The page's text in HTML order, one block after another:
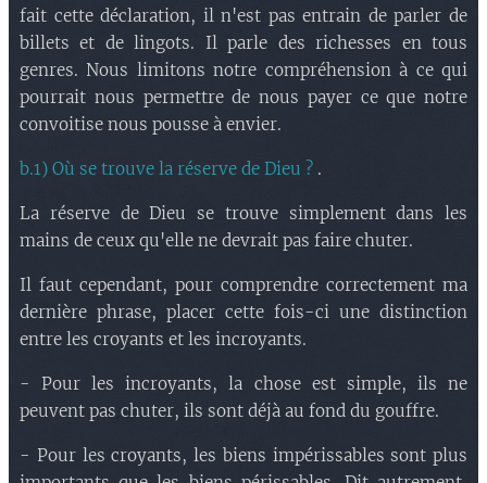
fait cette déclaration, il n'est pas entrain de parler de
billets et de lingots. Il parle des richesses en tous
genres. Nous limitons notre compréhension à ce qui
pourrait nous permettre de nous payer ce que notre
convoitise nous pousse à envier.
b.1) Où se trouve la réserve de Dieu ? .
La réserve de Dieu se trouve simplement dans les
mains de ceux qu'elle ne devrait pas faire chuter.
Il faut cependant, pour comprendre correctement ma
dernière phrase, placer cette fois-ci une distinction
entre les croyants et les incroyants.
- Pour les incroyants, la chose est simple, ils ne
peuvent pas chuter, ils sont déjà au fond du gouffre.
- Pour les croyants, les biens impérissables sont plus